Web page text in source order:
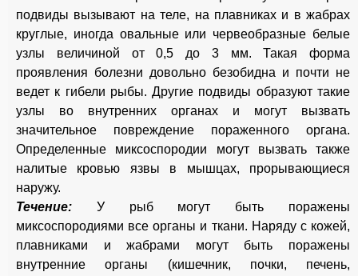
подвиды вызывают на теле, на плавниках и в жабрах
круглые, иногда овальные или червеобразные белые
узлы величиной от 0,5 до 3 мм. Такая форма
проявления болезни довольно безобидна и почти не
ведет к гибели рыбы. Другие подвиды образуют такие
узлы во внутренних органах и могут вызвать
значительное повреждение пораженного органа.
Определенные миксоспородии могут вызвать также
налитые кровью язвы в мышцах, прорывающиеся
наружу.
Течение: У рыб могут быть поражены
миксоспородиями все органы и ткани. Наряду с кожей,
плавниками и жабрами могут быть поражены
внутренние органы (кишечник, почки, печень,